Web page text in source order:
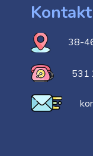
38-
531